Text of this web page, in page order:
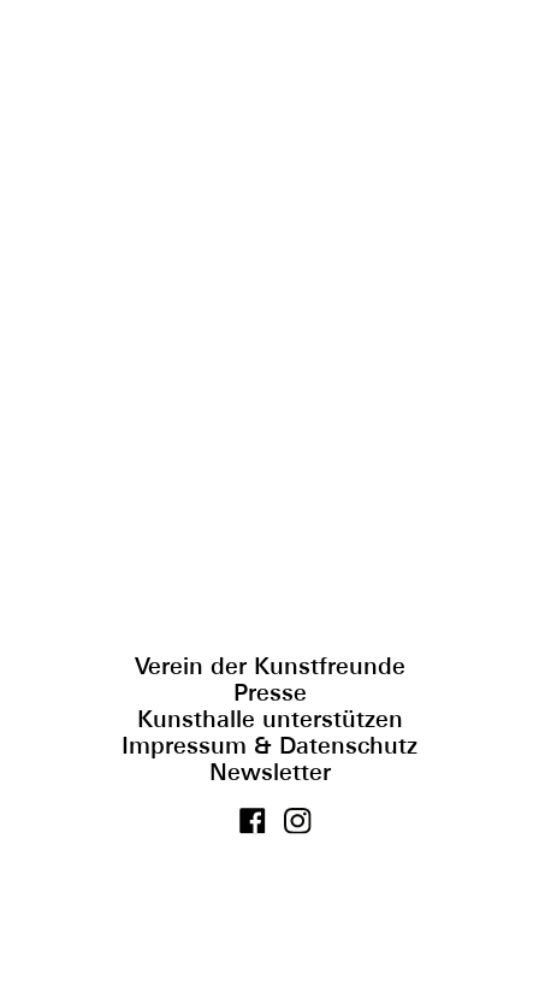
Verein der Kunstfreunde
Presse
Kunsthalle unterstützen
Impressum & Datenschutz
Newsletter